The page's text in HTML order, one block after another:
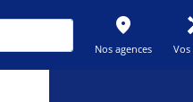
place
Nos agences